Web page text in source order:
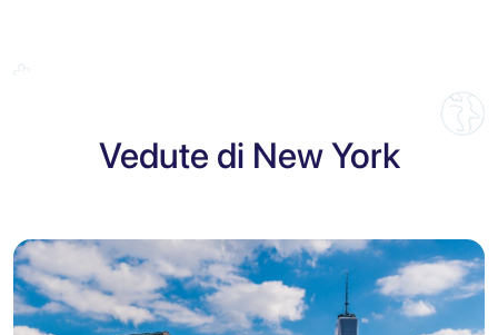
Vedute di New York